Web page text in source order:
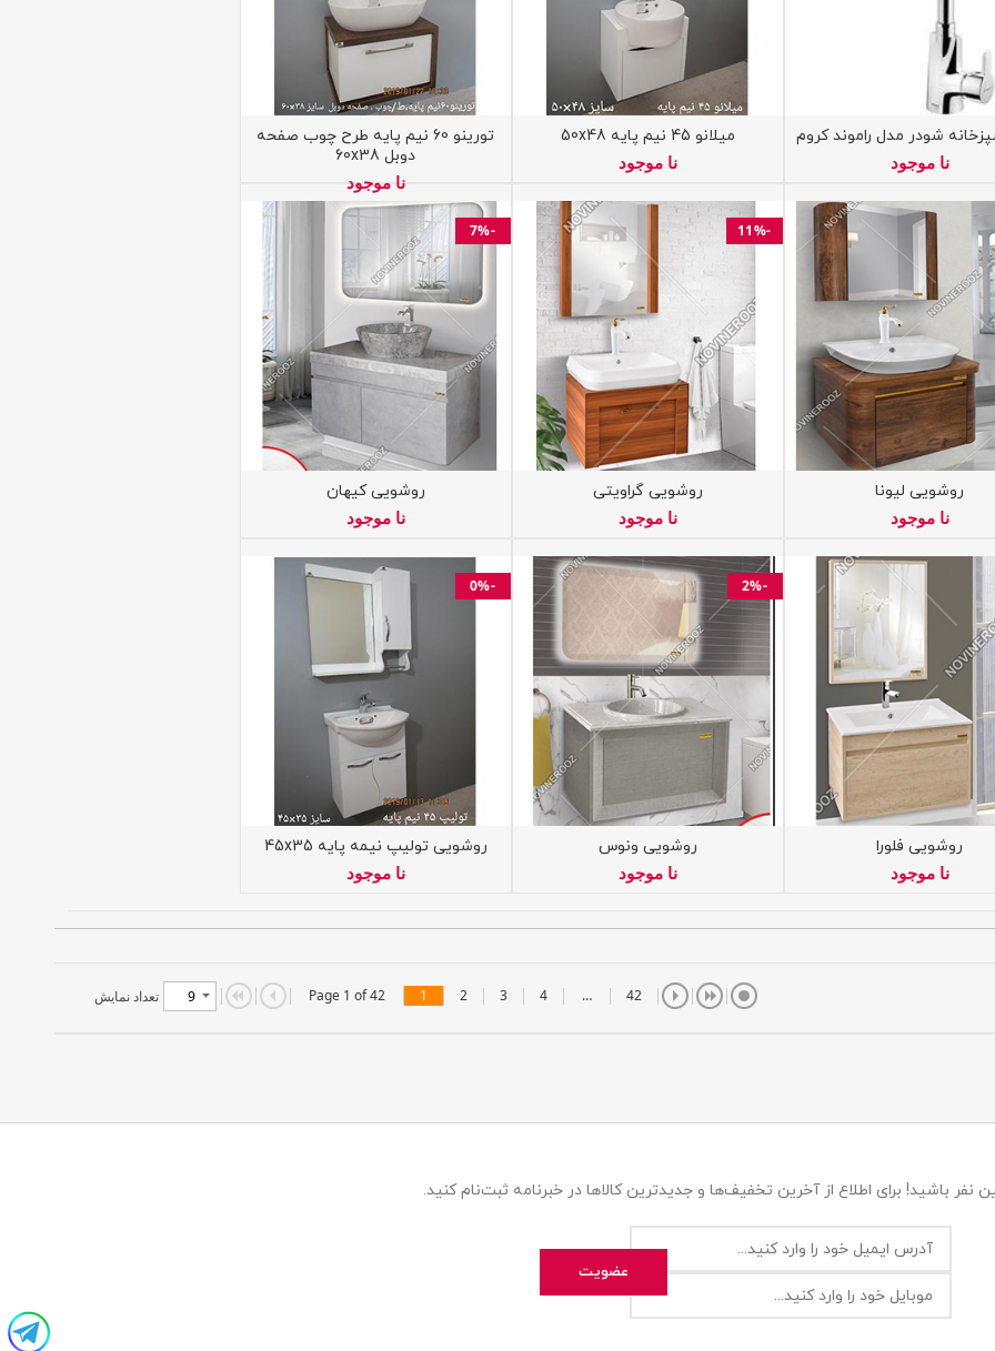
شودر مدل راموند کروم
نا موجود
میلانو 45 نیم پایه 50x48
نا موجود
تورینو 60 نیم پایه طرح چوب صفحه
دوبل 60x38
نا موجود
روشویی لیونا
نا موجود
-11%
روشویی گراویتی
نا موجود
-7%
روشویی کیهان
نا موجود
روشویی فلورا
نا موجود
-2%
روشویی ونوس
نا موجود
-0%
روشویی تولیپ نیمه پایه 45x35
نا موجود
تعداد نمایش Page 1 of 42 1 2 3 4 … 42
نفر باشید! برای اطلاع از آخرین تخفیف‌ها و جدیدترین کالاها در خبرنامه ثبت‌نام کنید.